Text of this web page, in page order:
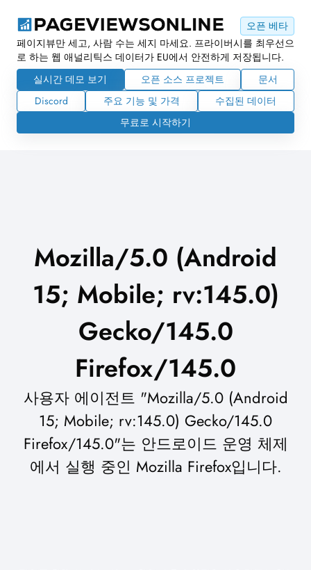
오픈 베타
페이지뷰만 세고, 사람 수는 세지 마세요. 프라이버시를 최우선으
로 하는 웹 애널리틱스 데이터가 EU에서 안전하게 저장됩니다.
실시간 데모 보기
오픈 소스 프로젝트
문서
Discord
주요 기능 및 가격
수집된 데이터
무료로 시작하기
Mozilla/5.0 (Android
15; Mobile; rv:145.0)
Gecko/145.0
Firefox/145.0
사용자 에이전트 "Mozilla/5.0 (Android
15; Mobile; rv:145.0) Gecko/145.0
Firefox/145.0"는 안드로이드 운영 체제
에서 실행 중인 Mozilla Firefox입니다.